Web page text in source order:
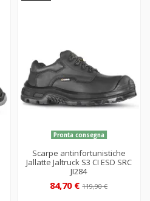
Pronta consegna
Scarpe antinfortunistiche
Jallatte Jaltruck S3 CI ESD SRC
JI284
84,70 €119,90 €